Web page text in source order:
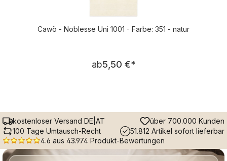
Cawö - Noblesse Uni 1001 - Farbe: 351 - natur
Regulärer Preis:
ab5,50 €*
kostenloser Versand DE|AT
über 700.000 Kunden
100 Tage Umtausch-Recht
51.812 Artikel sofort lieferbar
4.6 aus 43.974 Produkt-Bewertungen